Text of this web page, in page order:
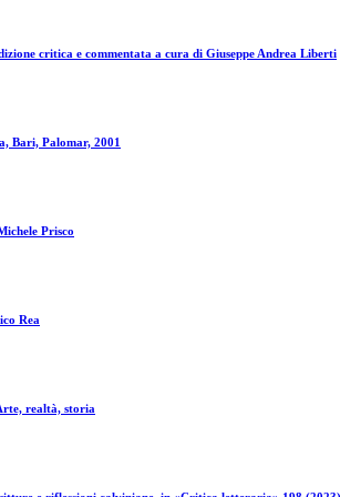
critica e commentata a cura di Giuseppe Andrea Liberti
Bari, Palomar, 2001
Prisco
Rea
realtà, storia